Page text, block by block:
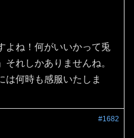
よね！何がいいかって兎
それしかありませんね。
は何時も感服いたしま
#1682